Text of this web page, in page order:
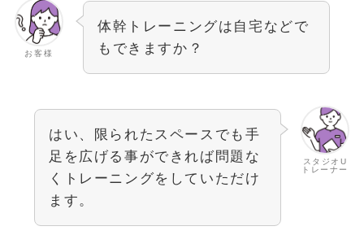
お客様
体幹トレーニングは自宅などで
もできますか？
スタジオU
トレーナー
はい、限られたスペースでも手
足を広げる事ができれば問題な
くトレーニングをしていただけ
ます。